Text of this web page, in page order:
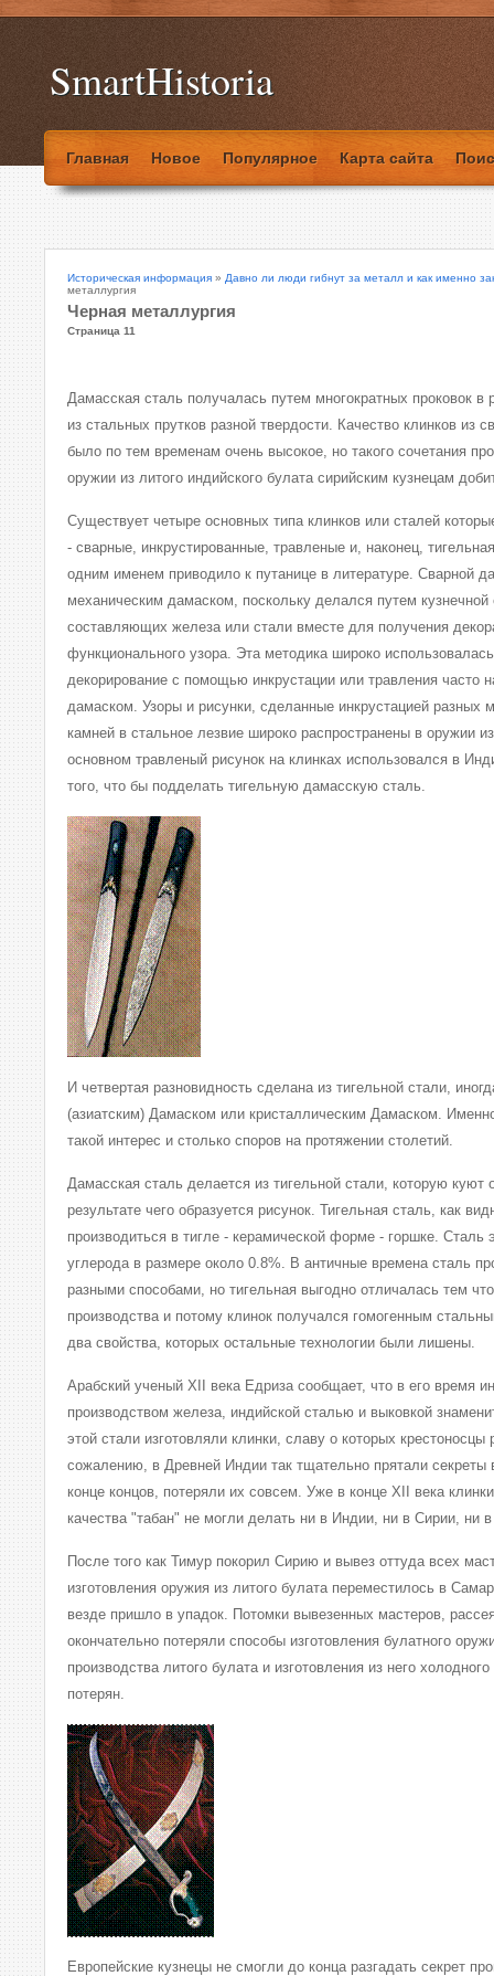
SmartHistoria
Главная Новое Популярное Карта сайта
Историческая информация » Давно ли люди гибнут за металл и как именно
металлургия
Черная металлургия
Страница 11
Дамасская сталь получалась путем многократных проковок в
из стальных прутков разной твердости. Качество клинков из
было по тем временам очень высокое, но такого сочетания
оружии из литого индийского булата сирийским кузнецам
Существует четыре основных типа клинков или сталей
- сварные, инкрустированные, травленые и, наконец,
одним именем приводило к путанице в литературе. Сварной
механическим дамаском, поскольку делался путем кузнечной
составляющих железа или стали вместе для получения
функционального узора. Эта методика широко
декорирование с помощью инкрустации или травления часто
дамаском. Узоры и рисунки, сделанные инкрустацией разных
камней в стальное лезвие широко распространены в оружии
основном травленый рисунок на клинках использовался в
того, что бы подделать тигельную дамасскую сталь.
И четвертая разновидность сделана из тигельной стали,
(азиатским) Дамаском или кристаллическим Дамаском.
такой интерес и столько споров на протяжении столетий.
Дамасская сталь делается из тигельной стали, которую куют
результате чего образуется рисунок. Тигельная сталь, как
производиться в тигле - керамической форме - горшке.
углерода в размере около 0.8%. В античные времена сталь
разными способами, но тигельная выгодно отличалась тем
производства и потому клинок получался гомогенным
два свойства, которых остальные технологии были лишены.
Арабский ученый XII века Едриза сообщает, что в его время
производством железа, индийской сталью и выковкой
этой стали изготовляли клинки, славу о которых
сожалению, в Древней Индии так тщательно прятали секреты
конце концов, потеряли их совсем. Уже в конце XII века
качества "табан" не могли делать ни в Индии, ни в Сирии, ни
После того как Тимур покорил Сирию и вывез оттуда всех
изготовления оружия из литого булата переместилось в
везде пришло в упадок. Потомки вывезенных мастеров,
окончательно потеряли способы изготовления булатного
производства литого булата и изготовления из него
потерян.
Европейские кузнецы не смогли до конца разгадать секрет